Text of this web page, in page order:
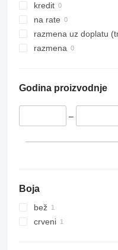
kredit
na rate
razmena uz doplatu
razmena
Godina proizvodnje
–
Boja
bež
crveni